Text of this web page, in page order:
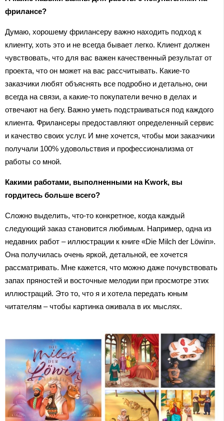
фрилансе?
Думаю, хорошему фрилансеру важно находить подход к
клиенту, хоть это и не всегда бывает легко. Клиент должен
чувствовать, что для вас важен качественный результат от
проекта, что он может на вас рассчитывать. Какие-то
заказчики любят объяснять все подробно и детально, они
всегда на связи, а какие-то покупатели вечно в делах и
отвечают на бегу. Важно уметь подстраиваться под каждого
клиента. Фрилансеры предоставляют определенный сервис
и качество своих услуг. И мне хочется, чтобы мои заказчики
получали 100% удовольствия и профессионализма от
работы со мной.
Какими работами, выполненными на Kwork, вы
гордитесь больше всего?
Сложно выделить, что-то конкретное, когда каждый
следующий заказ становится любимым. Например, одна из
недавних работ – иллюстрации к книге «Die Milch der Löwin».
Она получилась очень яркой, детальной, ее хочется
рассматривать. Мне кажется, что можно даже почувствовать
запах пряностей и восточные мелодии при просмотре этих
иллюстраций. Это то, что я и хотела передать юным
читателям – чтобы картинка оживала в их мыслях.